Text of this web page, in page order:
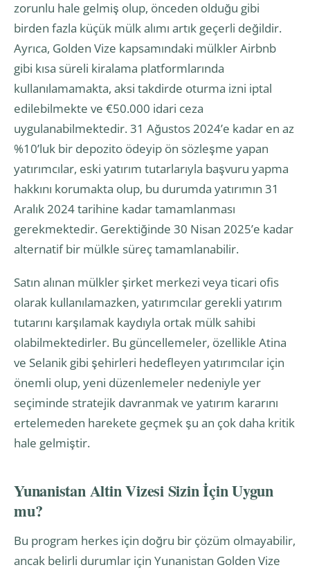
zorunlu hale gelmiş olup, önceden olduğu gibi
birden fazla küçük mülk alımı artık geçerli değildir.
Ayrıca, Golden Vize kapsamındaki mülkler Airbnb
gibi kısa süreli kiralama platformlarında
kullanılamamakta, aksi takdirde oturma izni iptal
edilebilmekte ve €50.000 idari ceza
uygulanabilmektedir. 31 Ağustos 2024’e kadar en az
%10’luk bir depozito ödeyip ön sözleşme yapan
yatırımcılar, eski yatırım tutarlarıyla başvuru yapma
hakkını korumakta olup, bu durumda yatırımın 31
Aralık 2024 tarihine kadar tamamlanması
gerekmektedir. Gerektiğinde 30 Nisan 2025’e kadar
alternatif bir mülkle süreç tamamlanabilir.
Satın alınan mülkler şirket merkezi veya ticari ofis
olarak kullanılamazken, yatırımcılar gerekli yatırım
tutarını karşılamak kaydıyla ortak mülk sahibi
olabilmektedirler. Bu güncellemeler, özellikle Atina
ve Selanik gibi şehirleri hedefleyen yatırımcılar için
önemli olup, yeni düzenlemeler nedeniyle yer
seçiminde stratejik davranmak ve yatırım kararını
ertelemeden harekete geçmek şu an çok daha kritik
hale gelmiştir.
Yunanistan Altin Vizesi Sizin İçin Uygun
mu?
Bu program herkes için doğru bir çözüm olmayabilir,
ancak belirli durumlar için Yunanistan Golden Vize